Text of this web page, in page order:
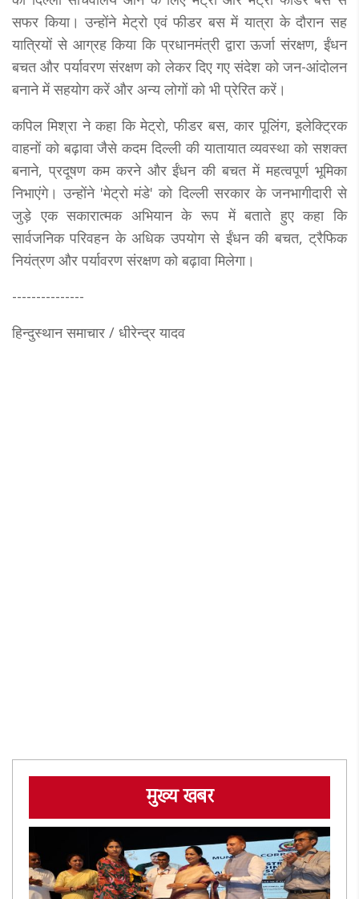
सफर किया। उन्होंने मेट्रो एवं फीडर बस में यात्रा के दौरान सह
यात्रियों से आग्रह किया कि प्रधानमंत्री द्वारा ऊर्जा संरक्षण, ईंधन
बचत और पर्यावरण संरक्षण को लेकर दिए गए संदेश को जन-आंदोलन
बनाने में सहयोग करें और अन्य लोगों को भी प्रेरित करें।
कपिल मिश्रा ने कहा कि मेट्रो, फीडर बस, कार पूलिंग, इलेक्ट्रिक
वाहनों को बढ़ावा जैसे कदम दिल्ली की यातायात व्यवस्था को सशक्त
बनाने, प्रदूषण कम करने और ईंधन की बचत में महत्वपूर्ण भूमिका
निभाएंगे। उन्होंने 'मेट्रो मंडे' को दिल्ली सरकार के जनभागीदारी से
जुड़े एक सकारात्मक अभियान के रूप में बताते हुए कहा कि
सार्वजनिक परिवहन के अधिक उपयोग से ईंधन की बचत, ट्रैफिक
नियंत्रण और पर्यावरण संरक्षण को बढ़ावा मिलेगा।
---------------
हिन्दुस्थान समाचार / धीरेन्द्र यादव
मुख्य खबर